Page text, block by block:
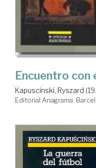
Encuentro con
Kapuscinski, Ryszard
Editorial Anagrama.